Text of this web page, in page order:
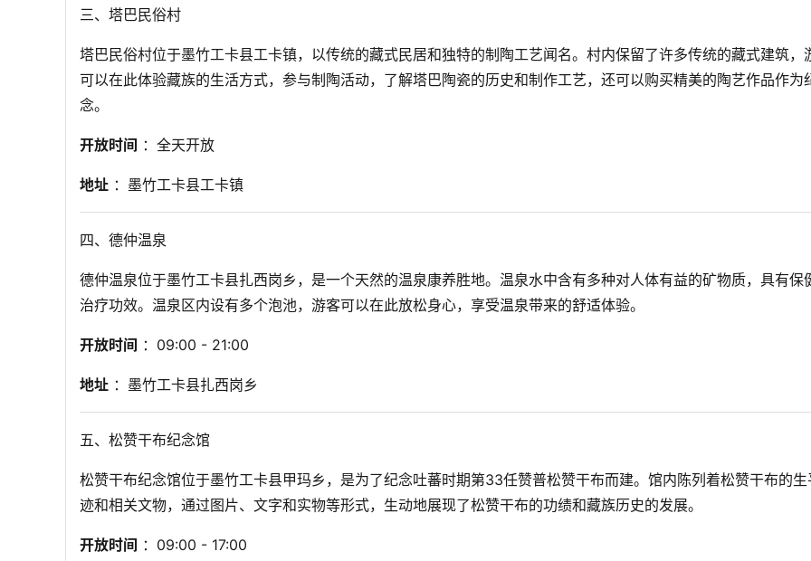
三、塔巴民俗村
塔巴民俗村位于墨竹工卡县工卡镇，以传统的藏式民居和独特的制陶工艺闻名。村内保留了许多传统的藏式建筑，
可以在此体验藏族的生活方式，参与制陶活动，了解塔巴陶瓷的历史和制作工艺，还可以购买精美的陶艺作品作为
念。
开放时间 ：全天开放
地址 ：墨竹工卡县工卡镇
四、德仲温泉
德仲温泉位于墨竹工卡县扎西岗乡，是一个天然的温泉康养胜地。温泉水中含有多种对人体有益的矿物质，具有保
治疗功效。温泉区内设有多个泡池，游客可以在此放松身心，享受温泉带来的舒适体验。
开放时间 ：09:00 - 21:00
地址 ：墨竹工卡县扎西岗乡
五、松赞干布纪念馆
松赞干布纪念馆位于墨竹工卡县甲玛乡，是为了纪念吐蕃时期第33任赞普松赞干布而建。馆内陈列着松赞干布的生
迹和相关文物，通过图片、文字和实物等形式，生动地展现了松赞干布的功绩和藏族历史的发展。
开放时间 ：09:00 - 17:00